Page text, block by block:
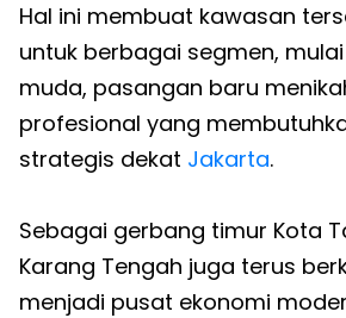
Hal ini membuat kawasan
untuk berbagai segmen,
muda, pasangan baru
profesional yang
strategis dekat Jakarta.
Sebagai gerbang timur Kota
Karang Tengah juga terus
menjadi pusat ekonomi